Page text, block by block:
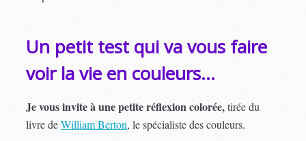
Un petit test qui va vous faire
voir la vie en couleurs…
Je vous invite à une petite réflexion colorée,tirée du
livre deWilliam Berton, le spécialiste des couleurs.